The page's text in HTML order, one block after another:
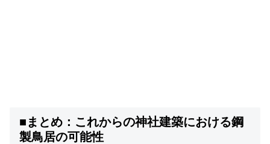
■まとめ：これからの神社建築における鋼
製鳥居の可能性